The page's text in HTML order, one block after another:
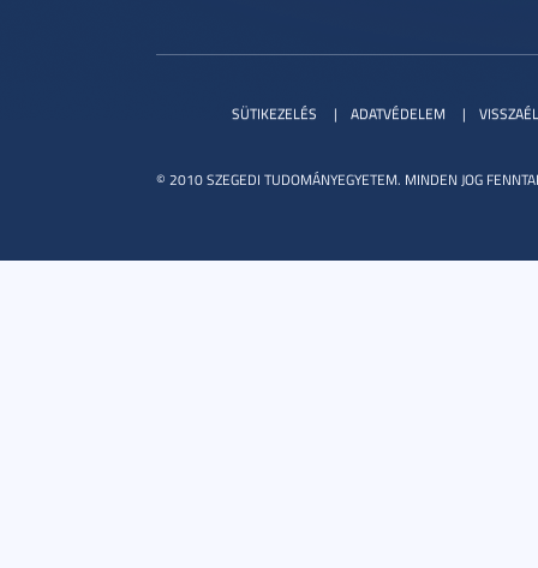
© 2010 SZEGEDI TUDOMÁNYEGYETEM. MINDEN JOG
SÜTIKEZELÉS ADATVÉDELEM